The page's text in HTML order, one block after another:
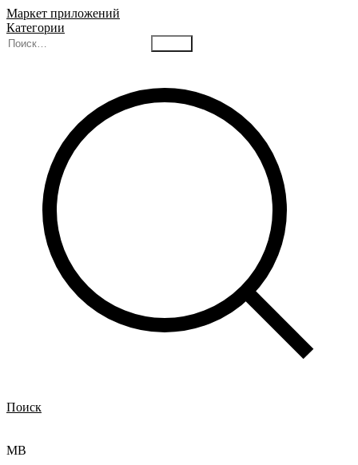
Маркет приложений
Категории
Поиск
MB